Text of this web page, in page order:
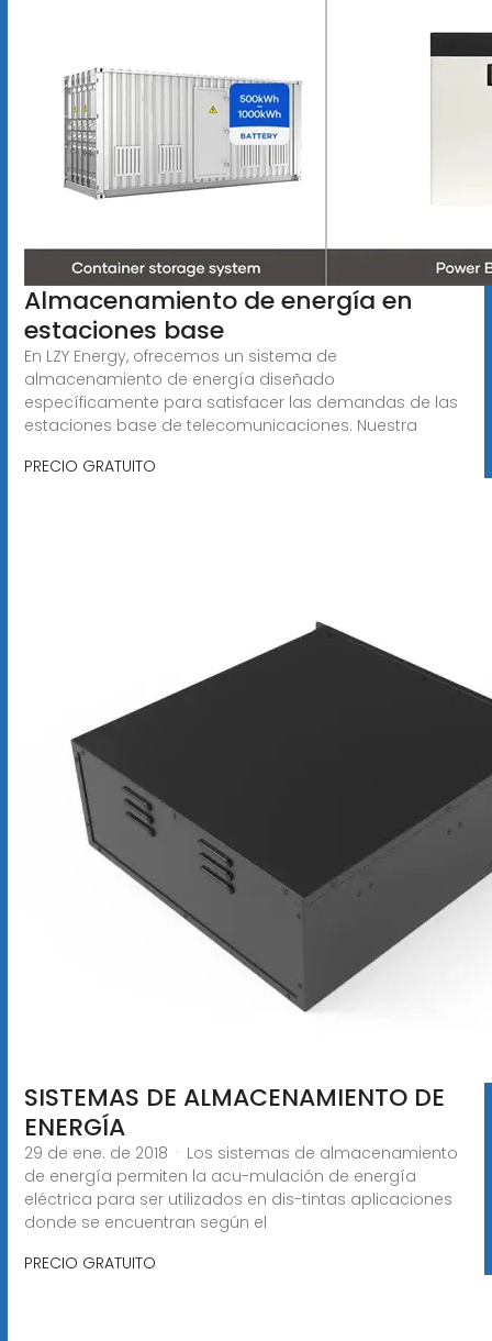
Almacenamiento de energía en
estaciones base
En LZY Energy, ofrecemos un sistema de
almacenamiento de energía diseñado
específicamente para satisfacer las demandas de las
estaciones base de telecomunicaciones. Nuestra
PRECIO GRATUITO
SISTEMAS DE ALMACENAMIENTO DE
ENERGÍA
29 de ene. de 2018 · Los sistemas de almacenamiento
de energía permiten la acu-mulación de energía
eléctrica para ser utilizados en dis-tintas aplicaciones
donde se encuentran según el
PRECIO GRATUITO